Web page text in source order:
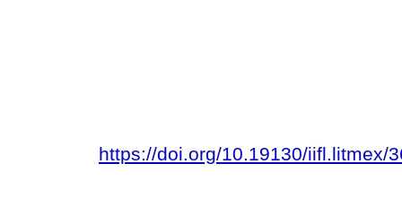
https://doi.org/10.19130/iifl.litmex/